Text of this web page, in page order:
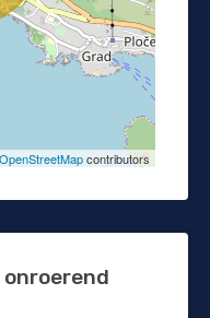
OpenStreetMapcontributors